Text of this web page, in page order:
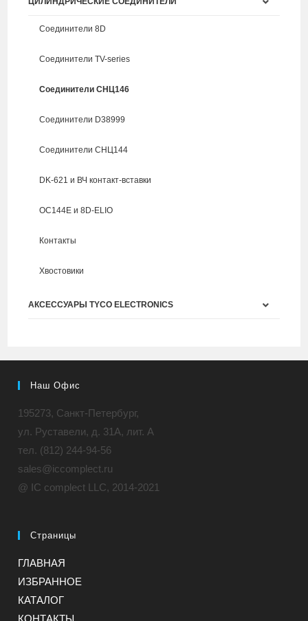
Соединители 8D
Соединители TV-series
Соединители СНЦ146
Соединители D38999
Соединители СНЦ144
DK-621 и ВЧ контакт-вставки
ОС144Е и 8D-ELIO
Контакты
Хвостовики
АКСЕССУАРЫ TYCO ELECTRONICS
Наш Офис
195273, Санкт-Петербург,
ул. Руставели, д. 31A, лит. А
тел. (812) 244-94-56
sales@iccomplect.ru
@ IC complect LLC, 2014-2021
Страницы
ГЛАВНАЯ
ИЗБРАННОЕ
КАТАЛОГ